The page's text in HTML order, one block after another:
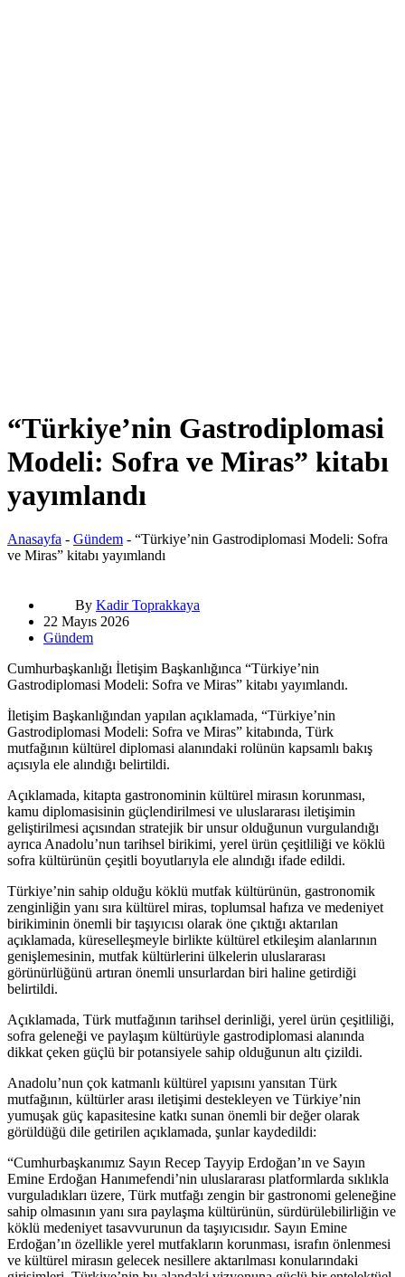
“Türkiye’nin Gastrodiplomasi
Modeli: Sofra ve Miras” kitabı
yayımlandı
Anasayfa - Gündem - “Türkiye’nin Gastrodiplomasi Modeli: Sofra
ve Miras” kitabı yayımlandı
By Kadir Toprakkaya
22 Mayıs 2026
Gündem
Cumhurbaşkanlığı İletişim Başkanlığınca “Türkiye’nin
Gastrodiplomasi Modeli: Sofra ve Miras” kitabı yayımlandı.
İletişim Başkanlığından yapılan açıklamada, “Türkiye’nin
Gastrodiplomasi Modeli: Sofra ve Miras” kitabında, Türk
mutfağının kültürel diplomasi alanındaki rolünün kapsamlı bakış
açısıyla ele alındığı belirtildi.
Açıklamada, kitapta gastronominin kültürel mirasın korunması,
kamu diplomasisinin güçlendirilmesi ve uluslararası iletişimin
geliştirilmesi açısından stratejik bir unsur olduğunun vurgulandığı
ayrıca Anadolu’nun tarihsel birikimi, yerel ürün çeşitliliği ve köklü
sofra kültürünün çeşitli boyutlarıyla ele alındığı ifade edildi.
Türkiye’nin sahip olduğu köklü mutfak kültürünün, gastronomik
zenginliğin yanı sıra kültürel miras, toplumsal hafıza ve medeniyet
birikiminin önemli bir taşıyıcısı olarak öne çıktığı aktarılan
açıklamada, küreselleşmeyle birlikte kültürel etkileşim alanlarının
genişlemesinin, mutfak kültürlerini ülkelerin uluslararası
görünürlüğünü artıran önemli unsurlardan biri haline getirdiği
belirtildi.
Açıklamada, Türk mutfağının tarihsel derinliği, yerel ürün çeşitliliği,
sofra geleneği ve paylaşım kültürüyle gastrodiplomasi alanında
dikkat çeken güçlü bir potansiyele sahip olduğunun altı çizildi.
Anadolu’nun çok katmanlı kültürel yapısını yansıtan Türk
mutfağının, kültürler arası iletişimi destekleyen ve Türkiye’nin
yumuşak güç kapasitesine katkı sunan önemli bir değer olarak
görüldüğü dile getirilen açıklamada, şunlar kaydedildi:
“Cumhurbaşkanımız Sayın Recep Tayyip Erdoğan’ın ve Sayın
Emine Erdoğan Hanımefendi’nin uluslararası platformlarda sıklıkla
vurguladıkları üzere, Türk mutfağı zengin bir gastronomi geleneğine
sahip olmasının yanı sıra paylaşma kültürünün, sürdürülebilirliğin ve
köklü medeniyet tasavvurunun da taşıyıcısıdır. Sayın Emine
Erdoğan’ın özellikle yerel mutfakların korunması, israfın önlenmesi
ve kültürel mirasın gelecek nesillere aktarılması konularındaki